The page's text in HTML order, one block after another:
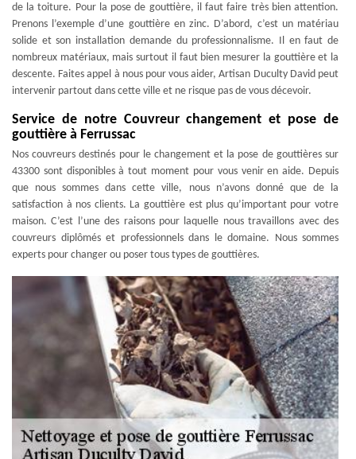
de la toiture. Pour la pose de gouttière, il faut faire très bien attention.
Prenons l’exemple d’une gouttière en zinc. D’abord, c’est un matériau
solide et son installation demande du professionnalisme. Il en faut de
nombreux matériaux, mais surtout il faut bien mesurer la gouttière et la
descente. Faites appel à nous pour vous aider, Artisan Duculty David peut
intervenir partout dans cette ville et ne risque pas de vous décevoir.
Service de notre Couvreur changement et pose de
gouttière à Ferrussac
Nos couvreurs destinés pour le changement et la pose de gouttières sur
43300 sont disponibles à tout moment pour vous venir en aide. Depuis
que nous sommes dans cette ville, nous n’avons donné que de la
satisfaction à nos clients. La gouttière est plus qu’important pour votre
maison. C’est l’une des raisons pour laquelle nous travaillons avec des
couvreurs diplômés et professionnels dans le domaine. Nous sommes
experts pour changer ou poser tous types de gouttières.